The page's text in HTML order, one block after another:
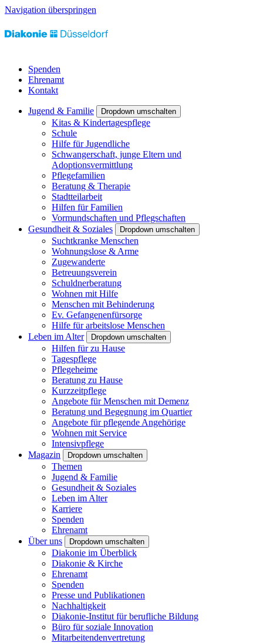
Navigation überspringen
Spenden
Ehrenamt
Kontakt
Jugend & Familie Dropdown umschalten
Kitas & Kindertagespflege
Schule
Hilfe für Jugendliche
Schwangerschaft, junge Eltern und
Adoptionsvermittlung
Pflegefamilien
Beratung & Therapie
Stadtteilarbeit
Hilfen für Familien
Vormundschaften und Pflegschaften
Gesundheit & Soziales
Dropdown umschalten
Suchtkranke Menschen
Wohnungslose & Arme
Zugewanderte
Betreuungsverein
Schuldnerberatung
Wohnen mit Hilfe
Menschen mit Behinderung
Ev. Gefangenenfürsorge
Hilfe für arbeitslose Menschen
Leben im Alter
Dropdown umschalten
Hilfen für zu Hause
Tagespflege
Pflegeheime
Beratung zu Hause
Kurzzeitpflege
Angebote für Menschen mit Demenz
Beratung und Begegnung im Quartier
Angebote für pflegende Angehörige
Wohnen mit Service
Intensivpflege
Magazin
Dropdown umschalten
Themen
Jugend & Familie
Gesundheit & Soziales
Leben im Alter
Karriere
Spenden
Ehrenamt
Über uns
Dropdown umschalten
Diakonie im Überblick
Diakonie & Kirche
Ehrenamt
Spenden
Presse und Publikationen
Nachhaltigkeit
Diakonie-Institut für berufliche Bildung
Büro für soziale Innovation
Mitarbeitendenvertretung